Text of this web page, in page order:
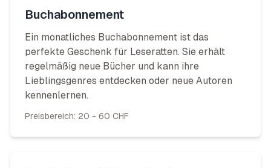
Buchabonnement
Ein monatliches Buchabonnement ist das
perfekte Geschenk für Leseratten. Sie erhält
regelmäßig neue Bücher und kann ihre
Lieblingsgenres entdecken oder neue Autoren
kennenlernen.
Preisbereich: 20 - 60 CHF